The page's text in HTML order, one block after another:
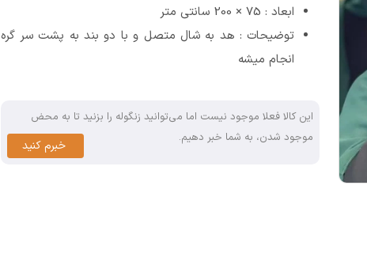
ابعاد : 75 × 200 سانتی متر
توضیحات : هد به شال متصل و با دو بند به پشت سر گره
انجام میشه
این کالا فعلا موجود نیست اما می‌توانید زنگوله را بزنید تا به محض
موجود شدن، به شما خبر دهیم.
خبرم کنید